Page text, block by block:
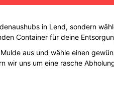
in Lend, sondern
Container für deine
aus und wähle einen
uns um eine rasche